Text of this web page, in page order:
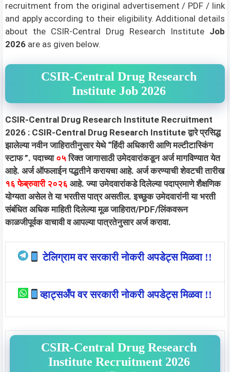
recruitment from the original advertisement / PDF / link
and apply according to their eligibility.Additional details
about the CSIR-Central Drug Research Institute Job
2026 are as given below.
CSIR-Central Drug Research
Institute Job 2026
CSIR-Central Drug Research Institute Recruitment
2026 : CSIR-Central Drug Research Institute द्वारे प्रसिद्ध
झालेल्या नवीन जाहिरातीनुसार येथे “हिंदी अधिकारी आणि मल्टीटास्किंग
स्टाफ ”. पदाच्या ०५रिक्त जागासाठी उमेदवारांकडून अर्ज मागविण्यात येत
आहे. अर्ज ऑफलाईन पद्धतीने करायचा आहे. अर्ज करण्याची शेवटची तारीख
१६ फेब्रुवारी २०२६ आहे. ज्या उमेदवारांकडे दिलेल्या पदाप्रमाणे शैक्षणिक
योग्यता असेल ते या भरतीस पात्र असतील. इच्छुक उमेदवारांनी या भरती
संबंधित अधिक माहिती दिलेल्या मूळ जाहिरात/PDF/लिंकवरून
काळजीपूर्वक वाचावी व आपल्या पात्रतेनुसार अर्ज करावा.
टेलिग्राम वर सरकारी नोकरी अपडेट्स मिळवा !!
व्हाट्सअँप वर सरकारी नोकरी अपडेट्स मिळवा !!
CSIR-Central Drug Research
Institute Recruitment 2026